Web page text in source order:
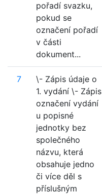
pořadí svazku,
pokud se
označení pořadí
v části
dokument...
7
\- Zápis údaje o
1. vydání \- Zápis
označení vydání
u popisné
jednotky bez
společného
názvu, která
obsahuje jedno
či více děl s
příslušným